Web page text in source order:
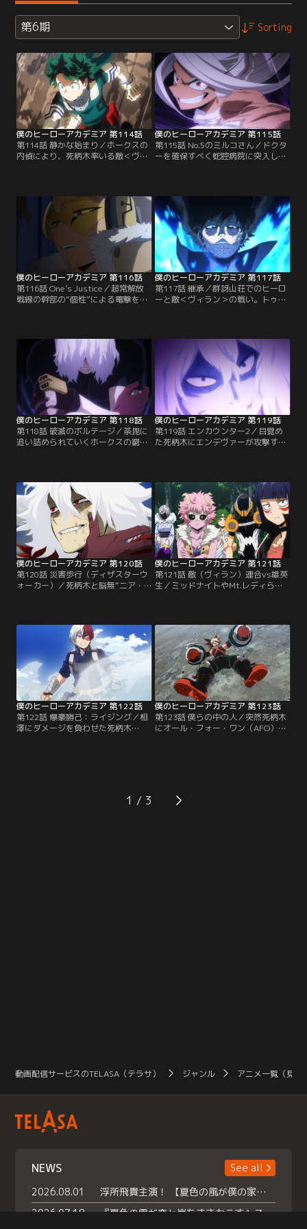
第6期 Sorting
僕のヒーローアカデミア 第114話
第114話 静かな始まり／ホークスの
内偵により、死柄木率いる敵＜ヴィ
に集結、最大規模の作戦に臨む。そ
こには、デクたち雄英高校ヒーロー
科の生徒たちの姿もあった。そして
いよいよヒーローたちが“超常解放
戦線”のアジトである群訝山荘と…。
僕のヒーローアカデミア 第115話
第115話 No.5のミルコさん／ドクタ
ーを確保すべく蛇腔病院に突入した
エンデヴァーたちは大量の脳無と交
強の脳無“ハイエンド”を目覚めさせ
る。圧倒的な力を持つハイエンド
に、ミルコはひとり立ち向かう
が…！？一方の群訝山荘を目指すヒ
ーローたちの中には…。
僕のヒーローアカデミア 第116話
第116話 One’s Justice／超常解放
戦線の幹部の“個性”による電撃を上
訝山荘では、ホークスが要注意人物
のトゥワイスを拘束。人の良い性格
のトゥワイスに対し投降を促すホー
クスだったが…。
僕のヒーローアカデミア 第117話
第117話 継承／群訝山荘でのヒーロ
ーと敵＜ヴィラン＞の戦い。トゥワ
謎に満ちた荼毘にホークスが問い掛
ける。「お前は誰だ--！？」一方、
蛇腔病院ではエンデヴァーや相澤た
ちがドクターを追い、ハイエンド脳
無と戦っていた。
僕のヒーローアカデミア 第118話
第118話 破滅のボルテージ／荼毘に
追い詰められていくホークスの窮地
に、常闇が飛び込んできた！ホーク
を常闇に突きつける荼毘。常闇は、
ホークスを救えるのか…！？そし
て、蛇腔病院では、ミルコとプレゼ
ント・マイクの攻撃を受けながら
も、死柄木がついに目覚めてしまっ
た。
僕のヒーローアカデミア 第119話
第119話 エンカウンター2／目覚め
た死柄木にエンデヴァーが攻撃する
中に響く「ワン・フォー・オールを
手に入れろ」の声…。以前オール・
フォー・ワンが奪ったラグドールの
「サーチ」でデクの位置を把握した
死柄木は、高速で移動する。
僕のヒーローアカデミア 第120話
第120話 災害歩行（ディザスターウ
ォーカー）／死柄木と脳無“ニア・
たが、相澤の「抹消」により“個
性”が発動できない。しかし、死柄
木はドクターによる手術によっ
て“個性”を使わずともオールマイト
並みの身体能力を発揮できるように
なっていた。
僕のヒーローアカデミア 第121話
第121話 敵（ヴィラン）連合vs雄英
生／ミッドナイトやMt.レディらプ
せるしかない。八百万を中心とした
雄英高校ヒーロー科の生徒たちは、
決死の作戦の敢行を決意！八百万の
「創造」による麻酔薬を切り札に、
それぞれの“個性”を活かして迎え撃
つ！
僕のヒーローアカデミア 第122話
第122話 爆豪勝己：ライジング／相
澤にダメージを負わせた死柄木
を完成させるのに必要な4ヵ月を待
たずして目覚めたため、力が定着し
僕のヒーローアカデミア 第123話
第123話 僕らの中の人／突然死柄木
にオール・フォー・ワン（AFO）の
意識が発現！「鋲突」の“個性”がデ
木は“「ワン・フォー・オール
（OFA）」の中”へ…！
1
動画配信サービスのTELASA（テラサ） ジャンル アニメ一覧（見放
NEWS
See all
2026.08.01
浮所飛貴主演！ 【夏色の風が僕の家にやってきた】 本日よりテラサで独占配信スタート！
2026.07.18
『夏色の雲が恋と嵐をまきおこす』スペシャルメイキング 【Part1】2026年７月18日（土）23時30分～配信スタート！話題のシーンの裏側を大公開！豪華キャスト大集合！ 『武宮家 真夏の家族会議』開催！